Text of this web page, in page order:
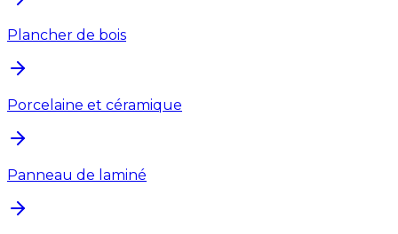
Plancher de bois
Porcelaine et céramique
Panneau de laminé